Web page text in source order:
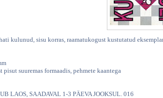
kulunud, sisu korras, raamatukogust kustutatud
pisut suuremas formaadis, pehmete kaantega
LAOS, SAADAVAL 1-3 PÄEVA JOOKSUL. 016